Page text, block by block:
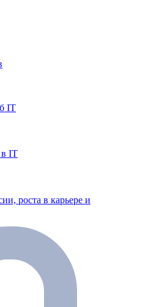
IT
в IT
роста в карьере и